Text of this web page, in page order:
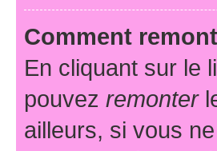
Comment
En cliquant sur le
pouvez remonter
ailleurs, si vous